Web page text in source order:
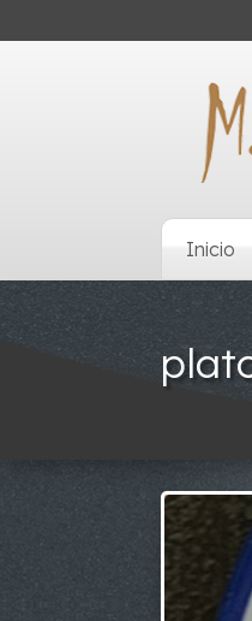
Inicio